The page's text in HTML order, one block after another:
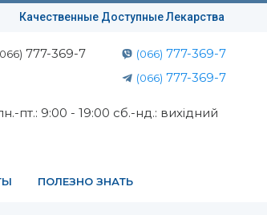
Качественные Доступные Лекарства
777-369-7 (066) 777-369-7
(066) 777-369-7
пт.: 9:00 - 19:00 сб.-нд.: вихідний
ПОЛЕЗНО ЗНАТЬ